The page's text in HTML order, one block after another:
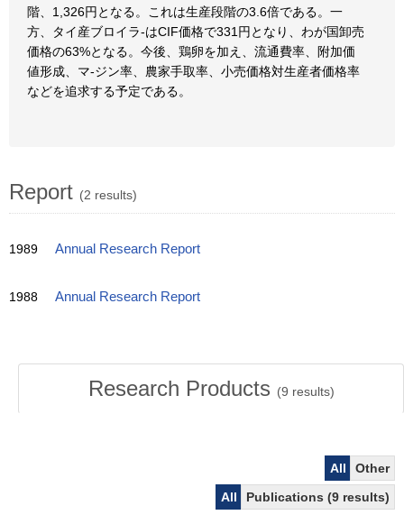
階、1,326円となる。これは生産段階の3.6倍である。一
方、タイ産ブロイラ-はCIF価格で331円となり、わが国卸売
価格の63%となる。今後、鶏卵を加え、流通費率、附加価
値形成、マ-ジン率、農家手取率、小売価格対生産者価格率
などを追求する予定である。
Report (2 results)
1989 Annual Research Report
1988 Annual Research Report
Research Products (9 results)
All
Other
All
Publications (9 results)